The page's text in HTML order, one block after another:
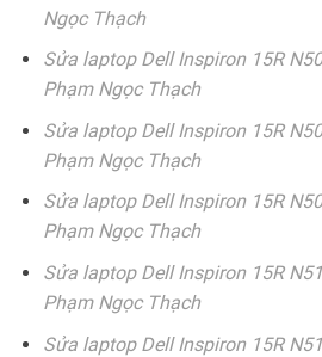
Ngọc Thạch
Sửa laptop Dell Inspiron 15R
Phạm Ngọc Thạch
Sửa laptop Dell Inspiron 15R
Phạm Ngọc Thạch
Sửa laptop Dell Inspiron 15R
Phạm Ngọc Thạch
Sửa laptop Dell Inspiron 15R
Phạm Ngọc Thạch
Sửa laptop Dell Inspiron 15R